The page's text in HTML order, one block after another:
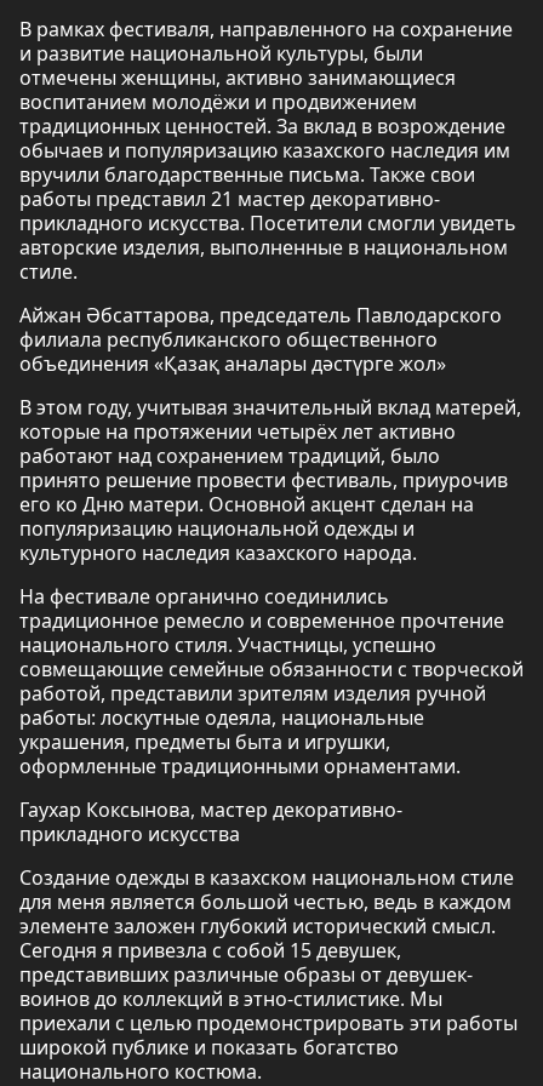
В рамках фестиваля, направленного на сохранение
и развитие национальной культуры, были
отмечены женщины, активно занимающиеся
воспитанием молодёжи и продвижением
традиционных ценностей. За вклад в возрождение
обычаев и популяризацию казахского наследия им
вручили благодарственные письма. Также свои
работы представил 21 мастер декоративно-
прикладного искусства. Посетители смогли увидеть
авторские изделия, выполненные в национальном
стиле.
Айжан Әбсаттарова, председатель Павлодарского
филиала республиканского общественного
объединения «Қазақ аналары дәстүрге жол»
В этом году, учитывая значительный вклад матерей,
которые на протяжении четырёх лет активно
работают над сохранением традиций, было
принято решение провести фестиваль, приурочив
его ко Дню матери. Основной акцент сделан на
популяризацию национальной одежды и
культурного наследия казахского народа.
На фестивале органично соединились
традиционное ремесло и современное прочтение
национального стиля. Участницы, успешно
совмещающие семейные обязанности с творческой
работой, представили зрителям изделия ручной
работы: лоскутные одеяла, национальные
украшения, предметы быта и игрушки,
оформленные традиционными орнаментами.
Гаухар Коксынова, мастер декоративно-
прикладного искусства
Создание одежды в казахском национальном стиле
для меня является большой честью, ведь в каждом
элементе заложен глубокий исторический смысл.
Сегодня я привезла с собой 15 девушек,
представивших различные образы от девушек-
воинов до коллекций в этно-стилистике. Мы
приехали с целью продемонстрировать эти работы
широкой публике и показать богатство
национального костюма.